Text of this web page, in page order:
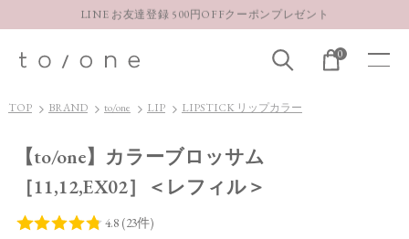
LINE お友達登録 500円OFFクーポンプレゼント
お得な定期購入コースはこちら
LINE お友達登録 500円OFFクーポンプレゼント
0
TOP BRAND to/one LIP LIPSTICK リップカラー
【to/one】カラーブロッサム
［11,12,EX02］＜レフィル＞